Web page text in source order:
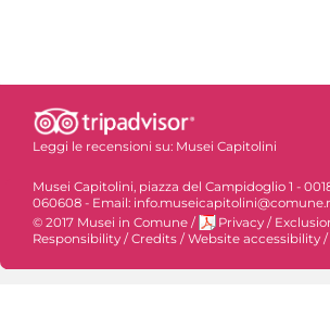
Leggi le recensioni su: Musei Capitolini
Musei Capitolini, piazza del Campidoglio 1 -
060608 - Email:
© 2017 Musei in Comune / Privacy /
Responsibility /Credits /Website accessibility /